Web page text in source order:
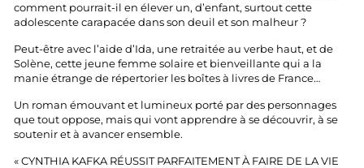
comment pourrait-il en élever un, d’enfant, surtout cette
adolescente carapacée dans son deuil et son malheur ?
Peut-être avec l’aide d’Ida, une retraitée au verbe haut, et de
Solène, cette jeune femme solaire et bienveillante qui a la
manie étrange de répertorier les boîtes à livres de France…
Un roman émouvant et lumineux porté par des personnages
que tout oppose, mais qui vont apprendre à se découvrir, à se
soutenir et à avancer ensemble.
« CYNTHIA KAFKA RÉUSSIT PARFAITEMENT À FAIRE DE LA VIE